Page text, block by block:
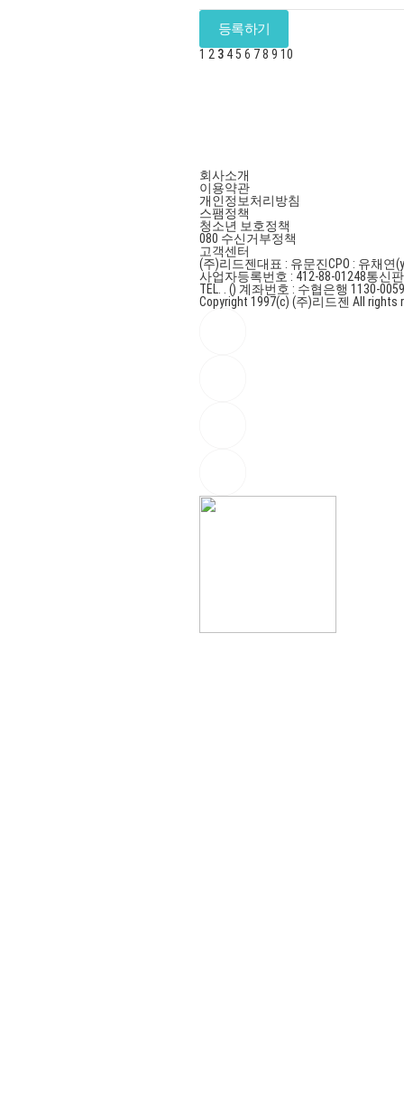
등록하기
1 2 3 45 6 78 9 10
회사소개
이용약관
개인정보처리방침
스팸정책
청소년 보호정책
080 수신거부정책
고객센터
(주)리드젠대표 : 유문진CPO : 유채연
사업자등록번호 : 412-88-01248통신
TEL. . () 계좌번호 : 수협은행 1130-
Copyright 1997(c) (주)리드젠 All rights